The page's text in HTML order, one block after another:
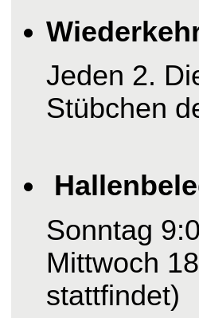
Jeden 2.
Stübchen
Sonntag
Mittwoch
stattfindet)